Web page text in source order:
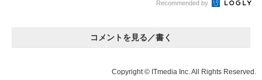
Recommended by
コメントを見る／書く
Copyright © ITmedia Inc. All Rights Reserved.